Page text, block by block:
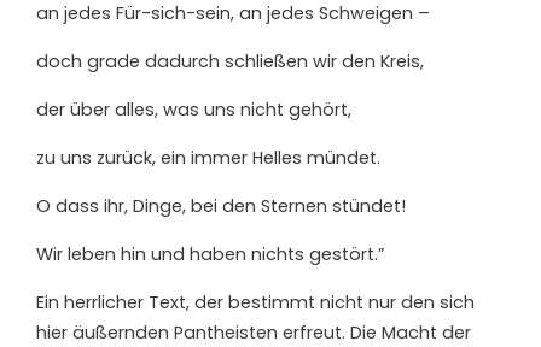
an jedes Für-sich-sein, an jedes Schweigen –
doch grade dadurch schließen wir den Kreis,
der über alles, was uns nicht gehört,
zu uns zurück, ein immer Helles mündet.
O dass ihr, Dinge, bei den Sternen stündet!
Wir leben hin und haben nichts gestört.”
Ein herrlicher Text, der bestimmt nicht nur den sich
hier äußernden Pantheisten erfreut. Die Macht der